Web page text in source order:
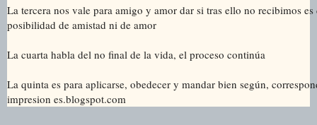
La tercera nos vale para amigo y amor dar si tras ello no recibimos
posibilidad de amistad ni de amor
La cuarta habla del no final de la vida, el proceso continúa
La quinta es para aplicarse, obedecer y mandar bien según,
impresion es.blogspot.com